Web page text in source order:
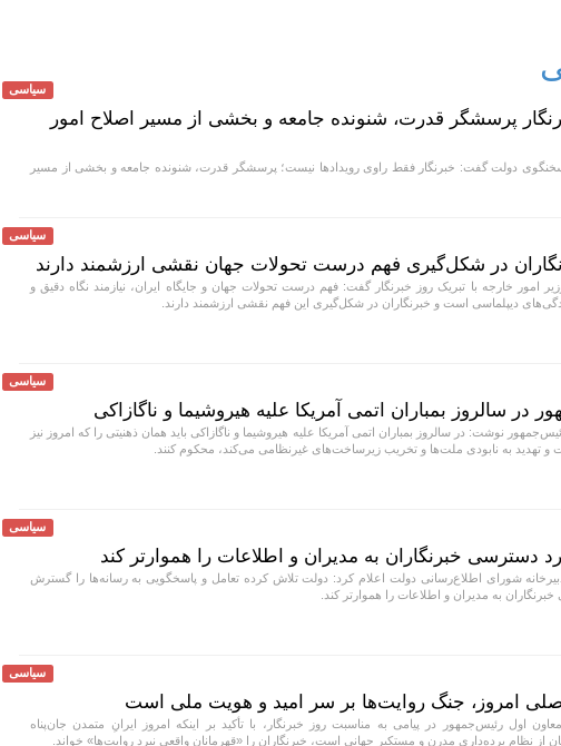
سیاسی
پرسشگر قدرت، شنونده جامعه و بخشی از مسیر اصلاح امور
دولت گفت: خبرنگار فقط راوی رویداد‌ها نیست؛ پرسشگر قدرت، شنونده جامعه و بخشی از مسیر
سیاسی
در شکل‌گیری فهم درست تحولات جهان نقشی ارزشمند دارند
امور خارجه با تبریک روز خبرنگار گفت: فهم درست تحولات جهان و جایگاه ایران، نیازمند نگاه دقیق و
دیپلماسی است و خبرنگاران در شکل‌گیری این فهم نقشی ارزشمند دارند.
سیاسی
در سالروز بمباران اتمی آمریکا علیه هیروشیما و ناگازاکی
نوشت: در سالروز بمباران اتمی آمریکا علیه هیروشیما و ناگازاکی باید همان ذهنیتی را که امروز نیز
و تهدید به نابودی ملت‌ها و تخریب زیرساخت‌های غیرنظامی می‌کند، محکوم کنند.
سیاسی
دسترسی خبرنگاران به مدیران و اطلاعات را هموارتر کند
شورای اطلاع‌رسانی دولت اعلام کرد: دولت تلاش کرده تعامل و پاسخگویی به رسانه‌ها را گسترش
به مدیران و اطلاعات را هموارتر کند.
سیاسی
امروز، جنگ روایت‌ها بر سر امید و هویت ملی است
معاون اول رئیس‌جمهور در پیامی به مناسبت روز خبرنگار، با تأکید بر اینکه امروز ایرانِ متمدن جان‌پناه
از نظام برده‌داری مدرن و مستکبر جهانی است، خبرنگاران را «قهرمانان واقعی نبرد روایت‌ها» خواند.